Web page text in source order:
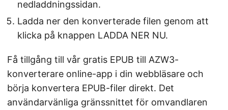
nedladdningssidan.
Ladda ner den konverterade filen genom att
klicka på knappen LADDA NER NU.
Få tillgång till vår gratis EPUB till AZW3-
konverterare online-app i din webbläsare och
börja konvertera EPUB-filer direkt. Det
användarvänliga gränssnittet för omvandlaren